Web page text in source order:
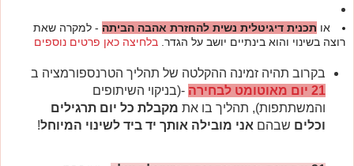
או תכנית דיגיטלית נשית להחזרת אהבה הביתה - למקרה שאת
רוצה בשינוי והוא בינתיים יושב על הגדר. בלחיצה כאן פרטים נוספים
בקרוב תהיה זמינה ההקלטה של תהליך הטרנספורמציה ב
21 יום מאוטומט לבחירה
-(בניקוי השיתופים
והמשתתפות), תהליך בו את מקבלת כל יום תרגילים
וכלים שבהם אני מובילה אותך יד ביד לשינוי המיוחל!